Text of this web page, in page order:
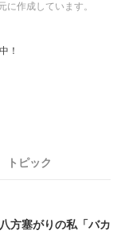
作成しています。
！
トピック
方塞がりの私「バカ